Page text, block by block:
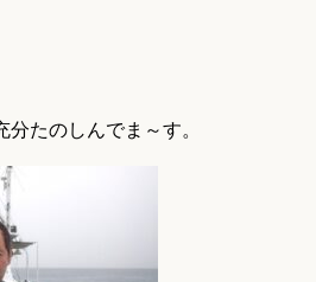
分たのしんでま～す。